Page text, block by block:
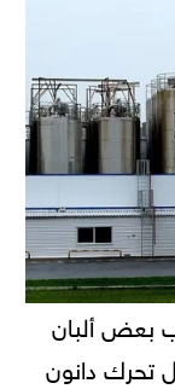
بعض ألبان
تحرك دانون